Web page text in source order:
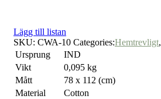
Lägg till listan
SKU: CWA-10 Categories:Hemtrevligt,
Ursprung
IND
Vikt
0,095 kg
Mått
78 x 112 (cm)
Material
Cotton